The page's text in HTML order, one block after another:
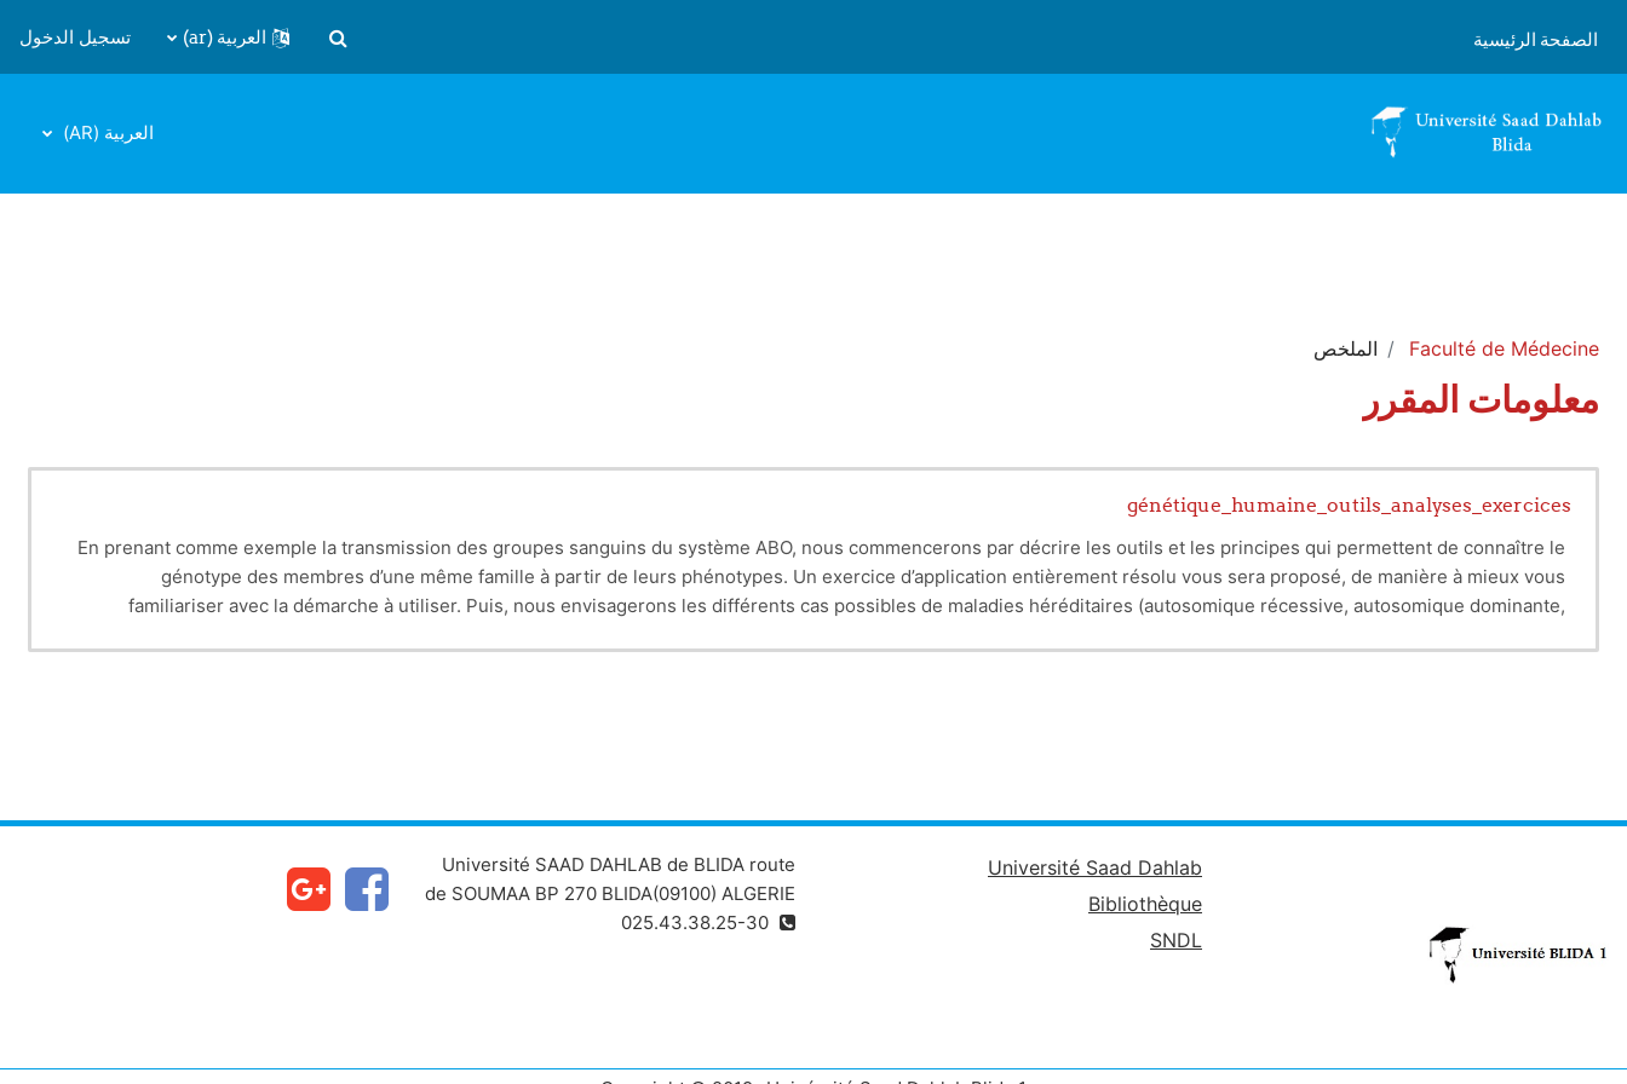
الصفحة الرئيسية
تبديل إدخال البحث
العربية ‎(ar)‎ تسجيل الدخول
العربية ‎(AR)‎
Faculté de Médecine الملخص
معلومات المقرر
génétique_humaine_outils_analyses_exercices
En prenant comme exemple la transmission des groupes sanguins du système ABO, nous commencerons par décrire les outils et les principes qui permettent de connaître le
génotype des membres d’une même famille à partir de leurs phénotypes. Un exercice d’application entièrement résolu vous sera proposé, de manière à mieux vous
familiariser avec la démarche à utiliser. Puis, nous envisagerons les différents cas possibles de maladies héréditaires (autosomique récessive, autosomique dominante,
Université Saad Dahlab
Bibliothèque
SNDL
Université SAAD DAHLAB de BLIDA route
de SOUMAA BP 270 BLIDA(09100) ALGERIE